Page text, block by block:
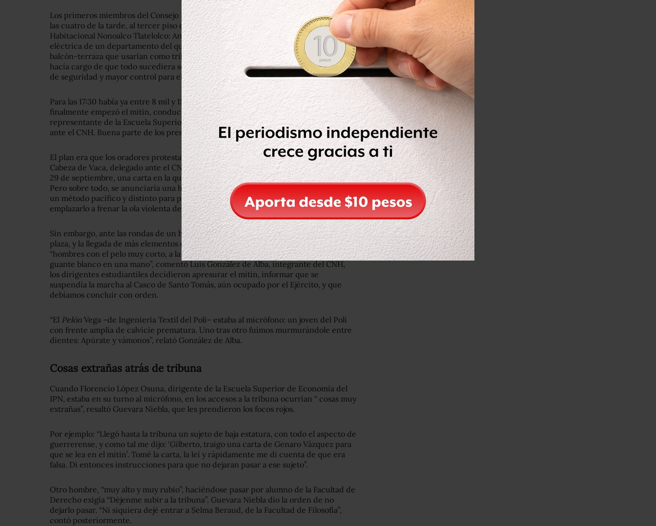
Los primeros miembros del Consejo Nacional de Huelga (CNH) llegaron, alrededor de
las cuatro de la tarde, al tercer piso del edificio Chihuahua de la Unidad
Habitacional Nonoalco Tlatelolco: Anselmo Muñoz se encargó de tomar la energía
eléctrica de un departamento del quinto piso para instalar el equipo de sonido en el
balcón-terraza que usarían como tribuna; Gilberto Guevara Niebla organizaba y se
hacía cargo de que todo sucediera según lo acordado: esta vez habría más medidas
de seguridad y mayor control para el acceso a tribuna.
Para las 17:30 había ya entre 8 mil y 15 mil asistentes –según las distintas versiones– y
finalmente empezó el mitin, conducido porMyrthokleia González Gallardo,
representante de la Escuela Superior de Ingeniería Mecánica y Eléctrica (ESIME)
ante el CNH. Buena parte de los presentes escuchaba atenta, sentada en el suelo.
El plan era que los oradores protestarían por la detención a Luis Tomás Cervantes
Cabeza de Vaca, delegado ante el CNH por la Escuela de Chapingo que difundió, el
29 de septiembre, una carta en la que denunció la tortura de que ha sido objeto.
Pero sobre todo, se anunciaría una huelga de hambre de los presos políticos, como
un método pacífico y distinto para presionar al gobierno al diálogo público, y
emplazarlo a frenar la ola violenta de las últimas semanas contra los estudiantes.
Sin embargo, ante las rondas de un helicóptero militar, que parecía zopilotear la
plaza, y la llegada de más elementos del Ejército, que habían rodeado la zona, y de
“hombres con el pelo muy corto, a la militar, pero sin uniforme, y un misterioso
guante blanco en una mano”, comentó Luis González de Alba, integrante del CNH,
los dirigentes estudiantiles decidieron apresurar el mitin, informar que se
suspendía la marcha al Casco de Santo Tomás, aún ocupado por el Ejército, y que
debíamos concluir con orden.
“El Pelón Vega –de Ingeniería Textil del Poli– estaba al micrófono: un joven del Poli
con frente amplia de calvicie prematura. Uno tras otro fuimos murmurándole entre
dientes: Apúrate y vámonos”, relató González de Alba.
Cosas extrañas atrás de tribuna
Cuando Florencio López Osuna, dirigente de la Escuela Superior de Economía del
IPN, estaba en su turno al micrófono, en los accesos a la tribuna ocurrían “ cosas muy
extrañas”, resaltó Guevara Niebla, que les prendieron los focos rojos.
Por ejemplo: “Llegó hasta la tribuna un sujeto de baja estatura, con todo el aspecto de
guerrerense, y como tal me dijo: ‘Gilberto, traigo una carta de Genaro Vázquez para
que se lea en el mitin’. Tomé la carta, la leí y rápidamente me di cuenta de que era
falsa. Di entonces instrucciones para que no dejaran pasar a ese sujeto”.
Otro hombre, “muy alto y muy rubio”, haciéndose pasar por alumno de la Facultad de
Derecho exigía “Déjenme subir a la tribuna”. Guevara Niebla dio la orden de no
dejarlo pasar. “Ni siquiera dejé entrar a Selma Beraud, de la Facultad de Filosofía”,
contó posteriormente.